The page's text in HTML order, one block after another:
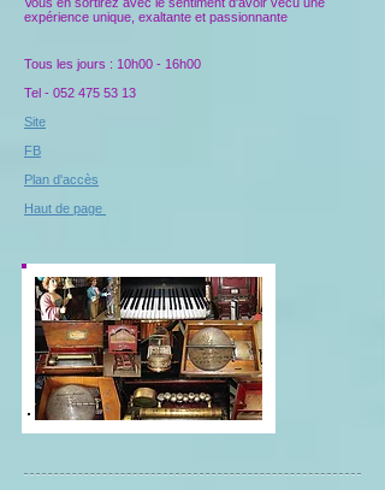
expérience unique, exaltante et passionnante
Tous les jours : 10h00 - 16h00
Tel - 052 475 53 13
Site
FB
Plan d'accès
Haut de page